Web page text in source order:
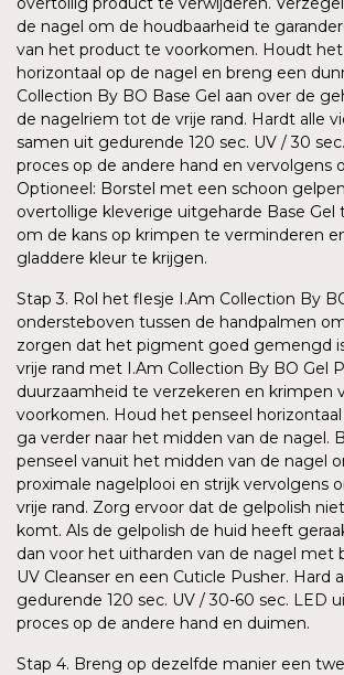
de nagel om de houdbaarheid te
van het product te voorkomen. Houdt
horizontaal op de nagel en breng een
Collection By BO Base Gel aan over de
de nagelriem tot de vrije rand. Hardt alle
samen uit gedurende 120 sec. UV / 30
proces op de andere hand en vervolgens
Optioneel: Borstel met een schoon
overtollige kleverige uitgeharde Base Gel
om de kans op krimpen te verminderen
gladdere kleur te krijgen.
Stap 3. Rol het flesje I.Am Collection By
ondersteboven tussen de handpalmen
zorgen dat het pigment goed gemengd
vrije rand met I.Am Collection By BO Gel
duurzaamheid te verzekeren en krimpen
voorkomen. Houd het penseel
ga verder naar het midden van de nagel.
penseel vanuit het midden van de nagel
proximale nagelplooi en strijk vervolgens
vrije rand. Zorg ervoor dat de gelpolish
komt. Als de gelpolish de huid heeft
dan voor het uitharden van de nagel met
UV Cleanser en een Cuticle Pusher. Hard
gedurende 120 sec. UV / 30-60 sec. LED
proces op de andere hand en duimen.
Stap 4. Breng op dezelfde manier een